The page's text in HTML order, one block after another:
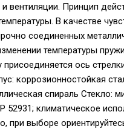
вентиляции. Принцип
В качестве
соединенных
температуры
ось
коррозионностойкая
спираль Стекло:
52931; климатическое
при выборе